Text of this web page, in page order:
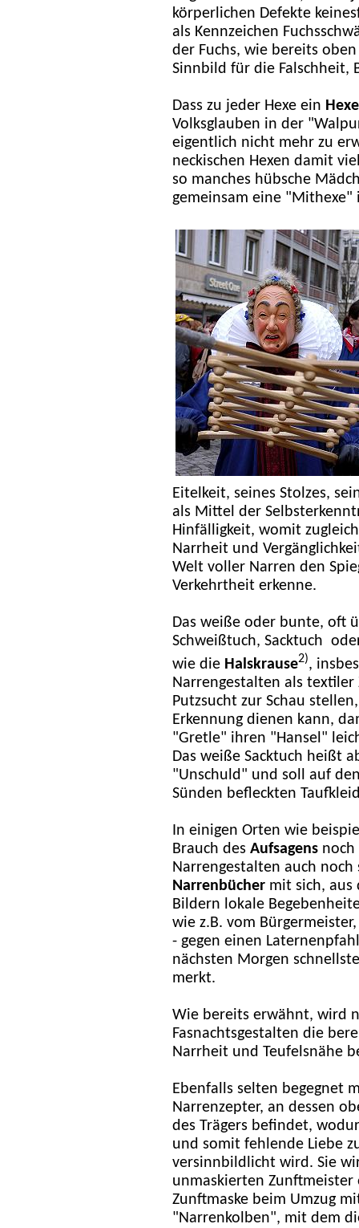
körperlichen Defekte
als Kennzeichen
der Fuchs, wie bereits
Sinnbild für die Falschheit,
Dass zu jeder Hexe ein
Volksglauben in der
eigentlich nicht mehr zu
neckischen Hexen damit
so manches hübsche
gemeinsam eine "Mithexe"
Eitelkeit, seines Stolzes,
als Mittel der
Hinfälligkeit, womit
Narrheit und
Welt voller Narren den
Verkehrtheit erkenne.
Das weiße oder bunte, oft
Schweißtuch, Sacktuch
wie die Halskrause2),
Narrengestalten als
Putzsucht zur Schau
Erkennung dienen kann,
"Gretle" ihren "Hansel"
Das weiße Sacktuch heißt
"Unschuld" und soll auf
Sünden befleckten
In einigen Orten wie
Brauch des Aufsagens
Narrengestalten auch
Narrenbücher mit sich,
Bildern lokale
wie z.B. vom
- gegen einen
nächsten Morgen
merkt.
Wie bereits erwähnt, wird
Fasnachtsgestalten die
Narrheit und Teufelsnähe
Ebenfalls selten begegnet
Narrenzepter, an dessen
des Trägers befindet,
und somit fehlende Liebe
versinnbildlicht wird. Sie
unmaskierten
Zunftmaske beim Umzug
"Narrenkolben", mit dem